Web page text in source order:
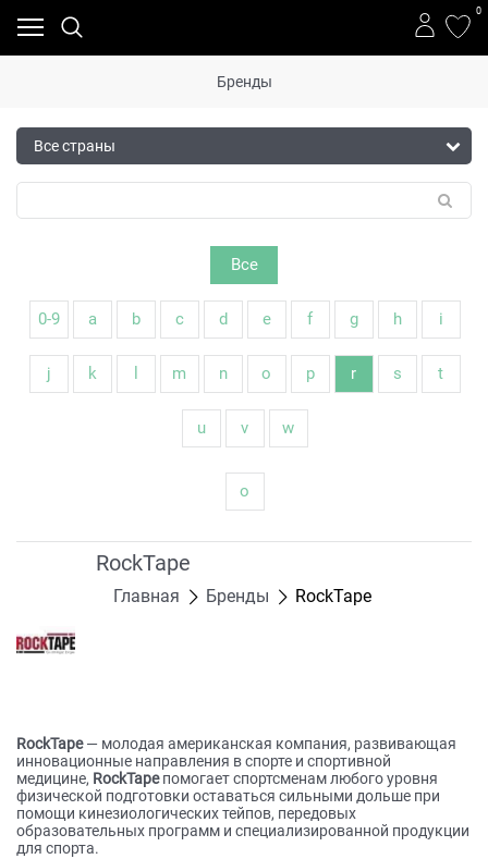
0
Бренды
Все
0-9 a b c d e f g h i
j k m n o p r s t
u v w
о
RockTape
Главная Бренды RockTape
RockTape— молодая американская компания, развивающая
инновационные направления в спорте и спортивной
медицине, RockTapeпомогает спортсменам любого уровня
физической подготовки оставаться сильными дольше при
помощи кинезиологических тейпов, передовых
образовательных программ и специализированной продукции
для спорта.